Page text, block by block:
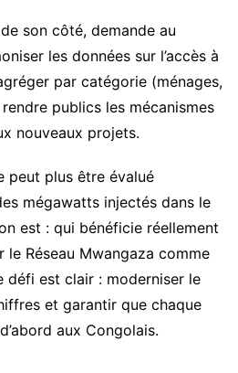
son côté, demande au
les données sur l’accès à
par catégorie (ménages,
publics les mécanismes
nouveaux projets.
peut plus être évalué
mégawatts injectés dans le
est : qui bénéficie réellement
le Réseau Mwangaza comme
défi est clair : moderniser le
et garantir que chaque
aux Congolais.